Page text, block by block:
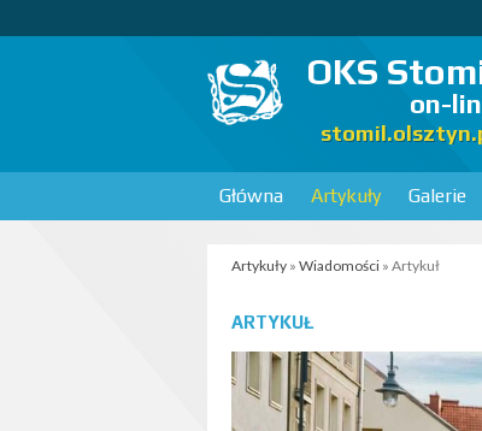
OKS
on-
Główna Artykuły Galerie
Artykuły » Wiadomości » Artykuł
ARTYKUŁ